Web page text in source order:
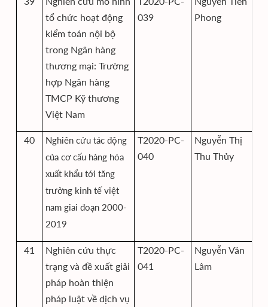
tổ chức hoạt động
kiểm toán nội bộ
trong Ngân hàng
thương mại: Trường
hợp Ngân hàng
TMCP Kỹ thương
Việt Nam
039
Phong
40
Nghiên cứu tác động
của cơ cấu hàng hóa
xuất khẩu tới tăng
trưởng kinh tế việt
nam giai đoạn 2000-
2019
T2020-PC-
040
Nguyễn Thị
Thu Thủy
41
Nghiên cứu thực
trạng và đề xuất giải
pháp hoàn thiện
pháp luật về dịch vụ
T2020-PC-
041
Nguyễn Văn
Lâm